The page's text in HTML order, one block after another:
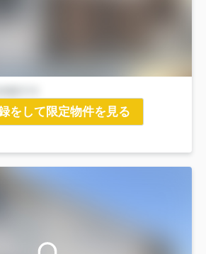
をして限定物件を見る